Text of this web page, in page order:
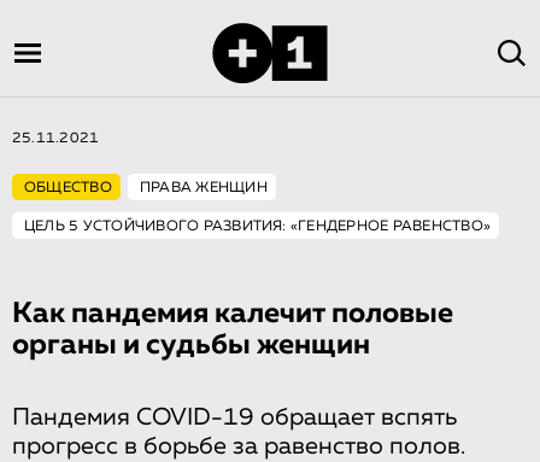
25.11.2021
ОБЩЕСТВО ПРАВА ЖЕНЩИН
ЦЕЛЬ 5 УСТОЙЧИВОГО РАЗВИТИЯ: «ГЕНДЕРНОЕ РАВЕНСТВО»
Как пандемия калечит половые
органы и судьбы женщин
Пандемия COVID-19 обращает вспять
прогресс в борьбе за равенство полов.